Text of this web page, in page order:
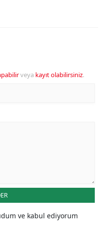
veya kayıt olabilirsiniz.
ve kabul ediyorum